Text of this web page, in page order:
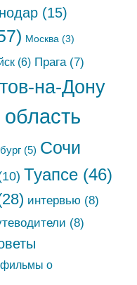
(15)
Москва (3)
(6) Прага(7)
на-Дону
(5) Сочи
Туапсе (46)
интервью (8)
(8)
фильмы о